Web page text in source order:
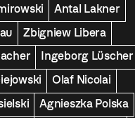
Antal Lakner
Zbigniew Libera
Ingeborg Lüscher
Olaf Nicolai
Agnieszka Polska